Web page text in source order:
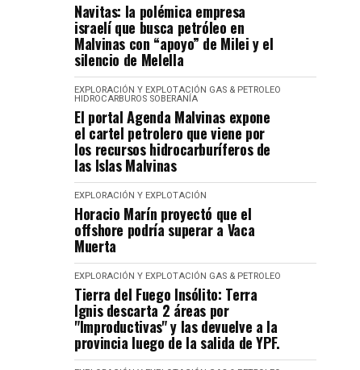
Navitas: la polémica empresa
israelí que busca petróleo en
Malvinas con “apoyo” de Milei y el
silencio de Melella
EXPLORACIÓN Y EXPLOTACIÓN GAS & PETROLEO
HIDROCARBUROS SOBERANÍA
El portal Agenda Malvinas expone
el cartel petrolero que viene por
los recursos hidrocarburíferos de
las Islas Malvinas
EXPLORACIÓN Y EXPLOTACIÓN
Horacio Marín proyectó que el
offshore podría superar a Vaca
Muerta
EXPLORACIÓN Y EXPLOTACIÓN GAS & PETROLEO
Tierra del Fuego Insólito: Terra
Ignis descarta 2 áreas por
"Improductivas" y las devuelve a la
provincia luego de la salida de YPF.